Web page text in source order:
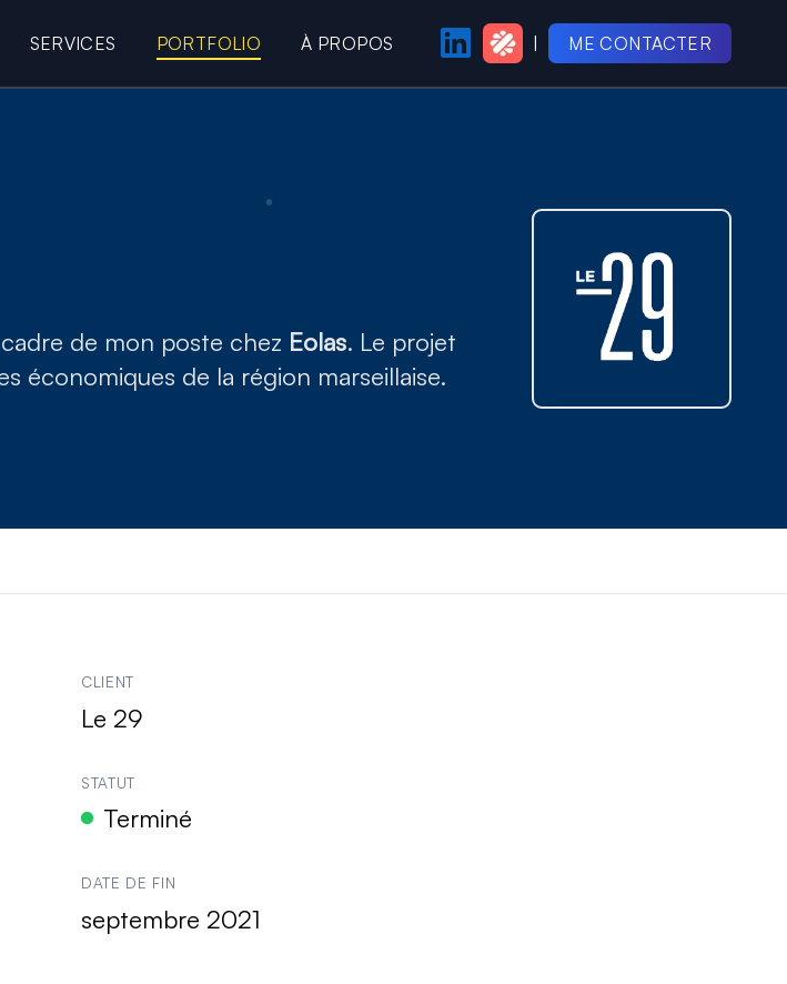
Merli
SERVICES PORTFOLIO À PROPOS PAGE LINKEDIN
PROFIL MALT
| ME CONTACTER
dirigeants marseillais
de mon poste chez Eolas. Le projet
économiques de la région marseillaise.
CLIENT
Le 29
STATUT
Terminé
DATE DE FIN
septembre 2021